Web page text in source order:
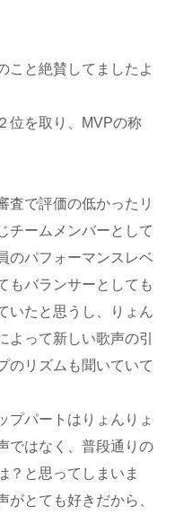
こと絶賛してましたよ
位を取り、MVPの称
査で評価の低かったリ
チームメンバーとして
のパフォーマンスレベ
もバランサーとしても
いたと思うし、りょん
よって新しい歌声の引
のリズムも聞いていて
プパートはりょんりょ
ではなく、普段通りの
？と思ってしまいま
とても好きだから、